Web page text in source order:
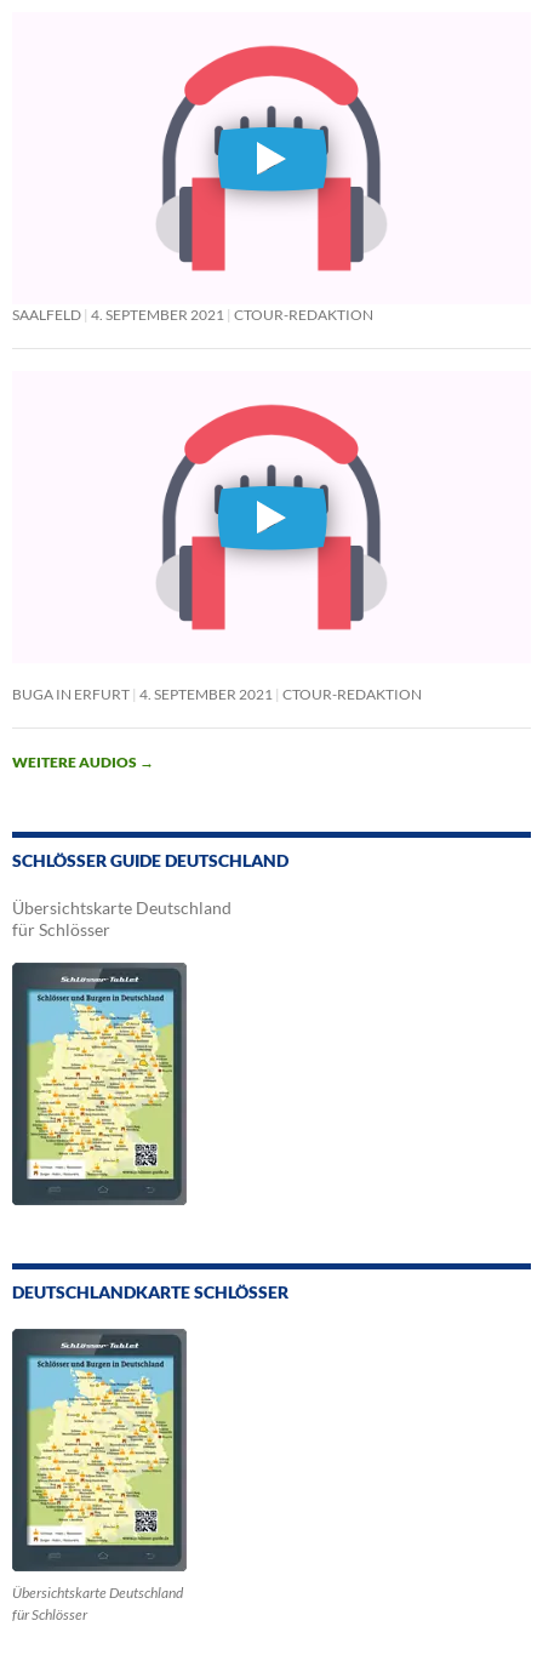
SAALFELD 4. SEPTEMBER 2021 CTOUR-REDAKTION
BUGA IN ERFURT 4. SEPTEMBER 2021 CTOUR-REDAKTION
WEITERE AUDIOS →
SCHLÖSSER GUIDE DEUTSCHLAND
Übersichtskarte Deutschland
für Schlösser
DEUTSCHLANDKARTE SCHLÖSSER
Übersichtskarte Deutschland
für Schlösser